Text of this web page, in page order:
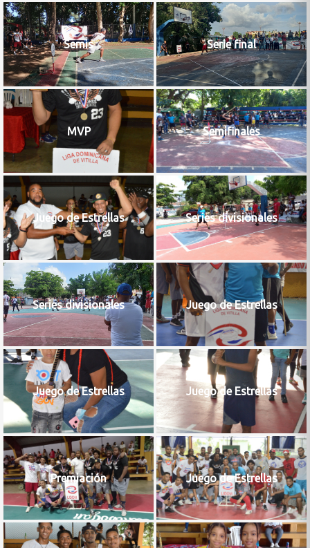
Semis Serie final
MVP Semifinales
Juego de Estrellas Series divisionales
Series divisionales Juego de Estrellas
Juego de Estrellas Juego de Estrellas
Premiación Juego de Estrellas